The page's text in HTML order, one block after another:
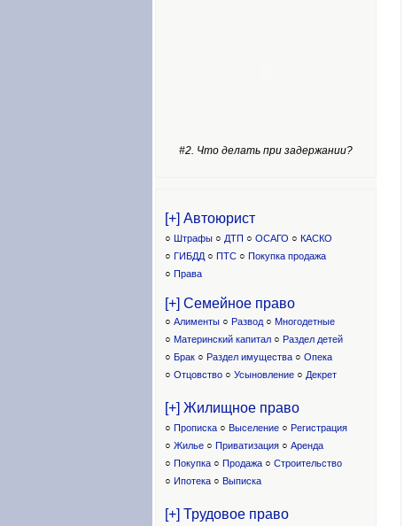
#2. Что делать при задержании?
[+] Автоюрист
○ Штрафы ○ ДТП ○ ОСАГО ○ КАСКО
○ ГИБДД ○ ПТС ○ Покупка продажа
○ Права
[+] Семейное право
○ Алименты ○ Развод ○ Многодетные
○ Материнский капитал ○ Раздел детей
○ Брак ○ Раздел имущества ○ Опека
○ Отцовство ○ Усыновление ○ Декрет
[+] Жилищное право
○ Прописка ○ Выселение ○ Регистрация
○ Жилье ○ Приватизация ○ Аренда
○ Покупка ○ Продажа ○ Строительство
○ Ипотека ○ Выписка
[+] Трудовое право